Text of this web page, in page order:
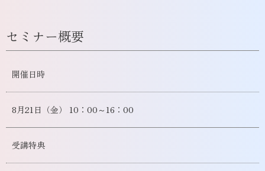
セミナー概要
開催日時
8月21日（金） 10：00～16：00
受講特典